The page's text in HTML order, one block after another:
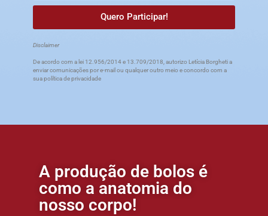
Quero Participar!
Disclaimer
De acordo com a lei 12.956/2014 e 13.709/2018, autorizo Letícia Borgheti a
enviar comunicações por e-mail ou qualquer outro meio e concordo com a
sua política de privacidade
A produção de bolos é
como a anatomia do
nosso corpo!